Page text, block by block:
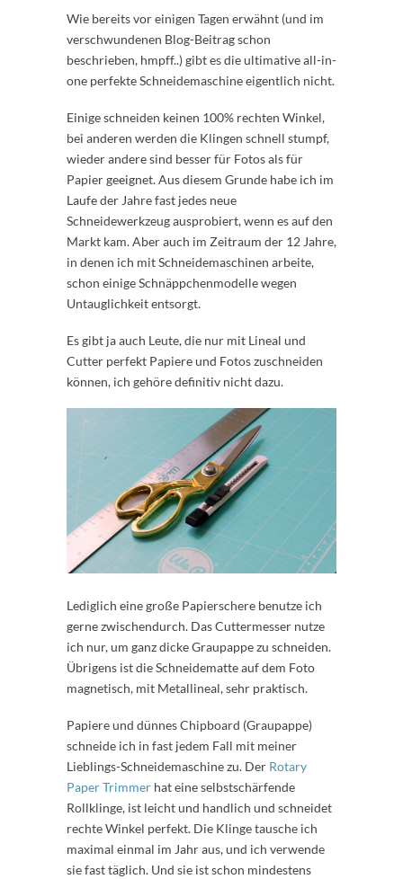
Wie bereits vor einigen Tagen erwähnt (und im
verschwundenen Blog-Beitrag schon
beschrieben, hmpff..) gibt es die ultimative all-in-
one perfekte Schneidemaschine eigentlich nicht.
Einige schneiden keinen 100% rechten Winkel,
bei anderen werden die Klingen schnell stumpf,
wieder andere sind besser für Fotos als für
Papier geeignet. Aus diesem Grunde habe ich im
Laufe der Jahre fast jedes neue
Schneidewerkzeug ausprobiert, wenn es auf den
Markt kam. Aber auch im Zeitraum der 12 Jahre,
in denen ich mit Schneidemaschinen arbeite,
schon einige Schnäppchenmodelle wegen
Untauglichkeit entsorgt.
Es gibt ja auch Leute, die nur mit Lineal und
Cutter perfekt Papiere und Fotos zuschneiden
können, ich gehöre definitiv nicht dazu.
Lediglich eine große Papierschere benutze ich
gerne zwischendurch. Das Cuttermesser nutze
ich nur, um ganz dicke Graupappe zu schneiden.
Übrigens ist die Schneidematte auf dem Foto
magnetisch, mit Metallineal, sehr praktisch.
Papiere und dünnes Chipboard (Graupappe)
schneide ich in fast jedem Fall mit meiner
Lieblings-Schneidemaschine zu. Der Rotary
Paper Trimmer hat eine selbstschärfende
Rollklinge, ist leicht und handlich und schneidet
rechte Winkel perfekt. Die Klinge tausche ich
maximal einmal im Jahr aus, und ich verwende
sie fast täglich. Und sie ist schon mindestens